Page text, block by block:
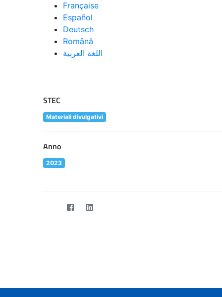
Française
Español
Deutsch
Română
اللغة العربية
STEC
Materiali divulgativi
Anno
2023